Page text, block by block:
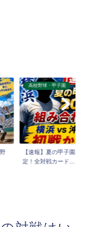
高校野球・甲子園
【速報】夏の甲子園
定！全対戦カード...